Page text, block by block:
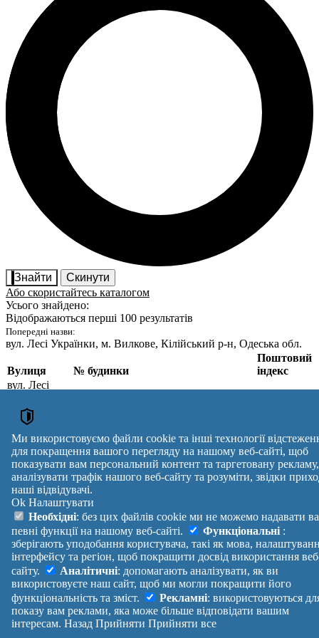
Знайти
Скинути
Або скористайтесь каталогом
Усього знайдено:
Відображаються перші 100 результатів
Попередні назви:
вул. Лесі Українки, м. Вилкове, Кілійський р-н, Одеська обл.
Поштові індекси України. Оновлено : 07-08-2026.
Вулиця № будинки
Поштовий
індекс
вул. Лесі
м. Вилкове,
Ізмаїльський
р-н, Одеська
обл.
34, 35, 36, 37, 38, 39, 40, 41, 42
Вулиця № будинків
Індекс
reklama
Правила
Допомога
Платні
послуги
Політика
конфіденційності
Маніфест
Про проект
Зворотній
зв'язок
Україна
Увійти|
Вихід
Ми використовуємо файли cookie та інші технології
для покращення вашого перегляду на нашому веб-сайті, щоб
показувати вам персональний контент та таргетовану рекламу,
аналізувати трафік нашого веб-сайту та розуміти, звідки
наші відвідувачі.
Ok Налаштувати
Необхідні: без цих файлів cookie ми не можемо надавати
певні функції на нашому веб-сайті.
Функціональні :
зберігають уподобання користувача, такі як мова,
інтерфейсу та регіон, щоб покращити досвід використання
сайту.
Аналітичні: допомагають аналізувати, як ви
використовуєте наш сайт, щоб ми могли покращити його
функціональність та зміст.
Рекламні: використовуються
показу вам реклами, яка може більше відповідати вашим
інтересам. Назад Прийняти Прийняти все